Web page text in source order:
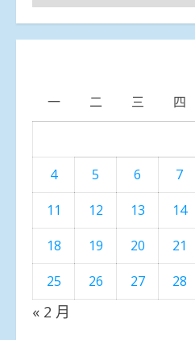
聞
分
一 二 三 四
4
5 6 7
11
12 13 14
18
19 20 21
25
26 27 28
« 2 月